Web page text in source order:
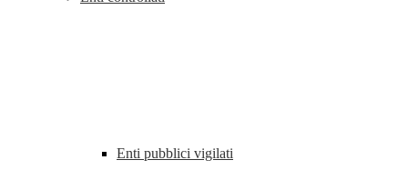
Enti pubblici vigilati